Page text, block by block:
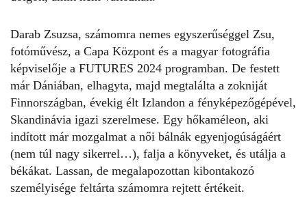
Darab Zsuzsa, számomra nemes egyszerűséggel Zsu,
fotóművész, a Capa Központ és a magyar fotográfia
képviselője a FUTURES 2024 programban. De festett
már Dániában, elhagyta, majd megtalálta a zokniját
Finnországban, évekig élt Izlandon a fényképezőgépével,
Skandinávia igazi szerelmese. Egy hőkaméleon, aki
indított már mozgalmat a női bálnák egyenjogúságáért
(nem túl nagy sikerrel…), falja a könyveket, és utálja a
békákat. Lassan, de megalapozottan kibontakozó
személyisége feltárta számomra rejtett értékeit.